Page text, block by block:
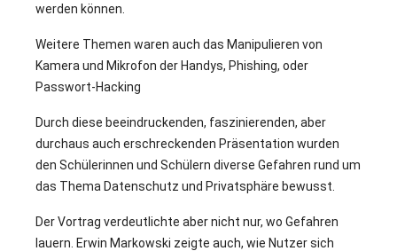
werden können.
Weitere Themen waren auch das Manipulieren von
Kamera und Mikrofon der Handys, Phishing, oder
Passwort-Hacking
Durch diese beeindruckenden, faszinierenden, aber
durchaus auch erschreckenden Präsentation wurden
den Schülerinnen und Schülern diverse Gefahren rund um
das Thema Datenschutz und Privatsphäre bewusst.
Der Vortrag verdeutlichte aber nicht nur, wo Gefahren
lauern. Erwin Markowski zeigte auch, wie Nutzer sich